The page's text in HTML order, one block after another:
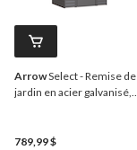
ArrowSelect - Remise de
jardin en acier galvanisé,
789,99 $